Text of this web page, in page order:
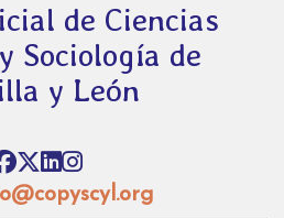
de Ciencias
Sociología de
y León